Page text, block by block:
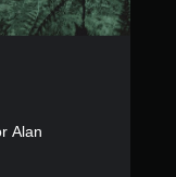
Alan